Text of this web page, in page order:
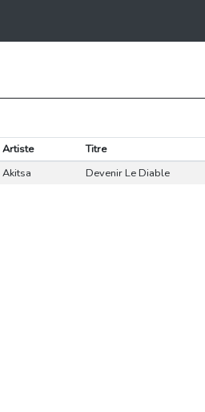
Artiste Titre
Akitsa Devenir Le Diable